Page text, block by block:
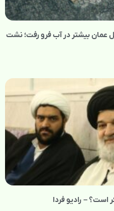
عمان بیشتر در آب فرو رفت؛ نشت
است؟ – رادیو فردا